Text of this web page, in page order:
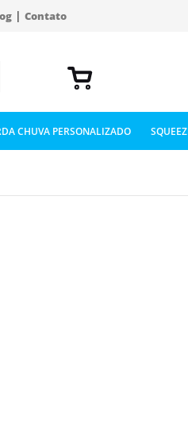
| Contato
CHUVA PERSONALIZADO